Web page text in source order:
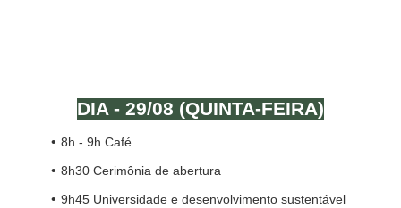
DIA - 29/08 (QUINTA-FEIRA)
8h - 9h Café
8h30 Cerimônia de abertura
9h45 Universidade e desenvolvimento sustentável